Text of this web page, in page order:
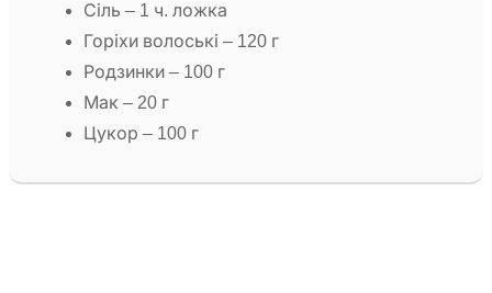
Сіль – 1 ч. ложка
Горіхи волоські – 120 г
Родзинки – 100 г
Мак – 20 г
Цукор – 100 г